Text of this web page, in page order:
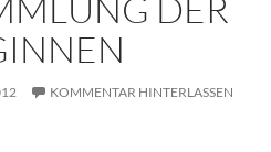
DER
KOMMENTAR HINTERLASSEN